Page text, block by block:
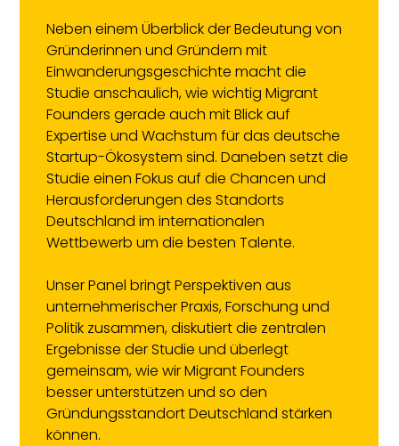
Neben einem Überblick der Bedeutung von
Gründerinnen und Gründern mit
Einwanderungsgeschichte macht die
Studie anschaulich, wie wichtig Migrant
Founders gerade auch mit Blick auf
Expertise und Wachstum für das deutsche
Startup-Ökosystem sind. Daneben setzt die
Studie einen Fokus auf die Chancen und
Herausforderungen des Standorts
Deutschland im internationalen
Wettbewerb um die besten Talente.
Unser Panel bringt Perspektiven aus
unternehmerischer Praxis, Forschung und
Politik zusammen, diskutiert die zentralen
Ergebnisse der Studie und überlegt
gemeinsam, wie wir Migrant Founders
besser unterstützen und so den
Gründungsstandort Deutschland stärken
können.